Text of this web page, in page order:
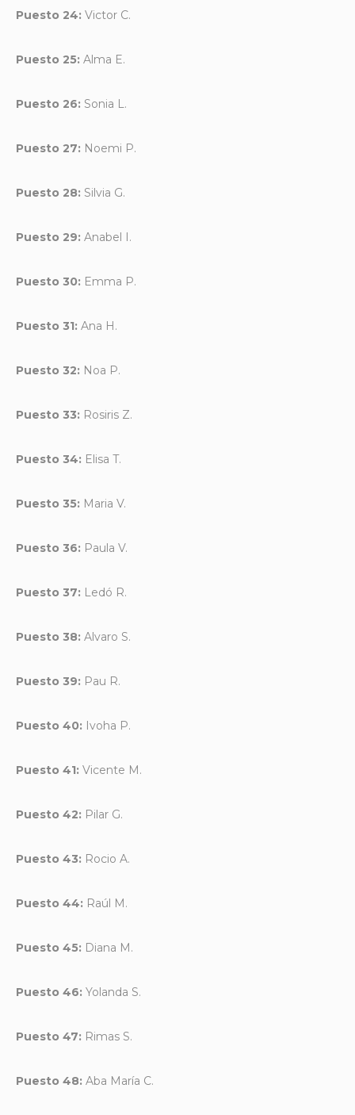
Puesto 24: Victor C.
Puesto 25: Alma E.
Puesto 26: Sonia L.
Puesto 27: Noemi P.
Puesto 28: Silvia G.
Puesto 29: Anabel I.
Puesto 30: Emma P.
Puesto 31: Ana H.
Puesto 32: Noa P.
Puesto 33: Rosiris Z.
Puesto 34: Elisa T.
Puesto 35: Maria V.
Puesto 36: Paula V.
Puesto 37: Ledó R.
Puesto 38: Alvaro S.
Puesto 39: Pau R.
Puesto 40: Ivoha P.
Puesto 41: Vicente M.
Puesto 42: Pilar G.
Puesto 43: Rocio A.
Puesto 44: Raúl M.
Puesto 45: Diana M.
Puesto 46: Yolanda S.
Puesto 47: Rimas S.
Puesto 48: Aba María C.